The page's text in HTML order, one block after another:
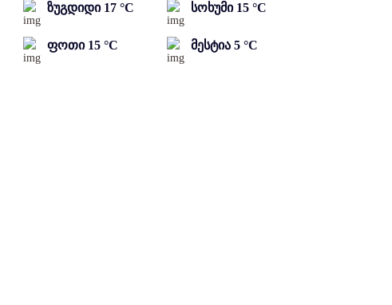
ზუგდიდი 17 °C სოხუმი 15 °C
ფოთი 15 °C მესტია 5 °C